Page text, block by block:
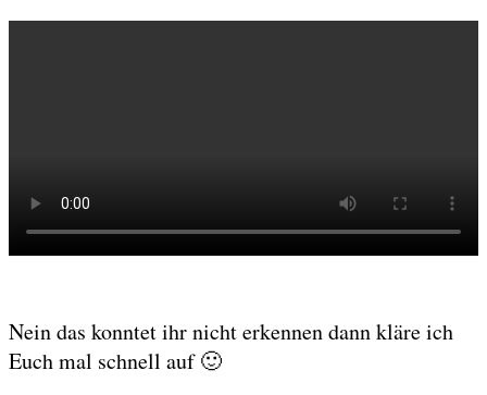
Nein das konntet ihr nicht erkennen dann kläre ich
Euch mal schnell auf 🙂